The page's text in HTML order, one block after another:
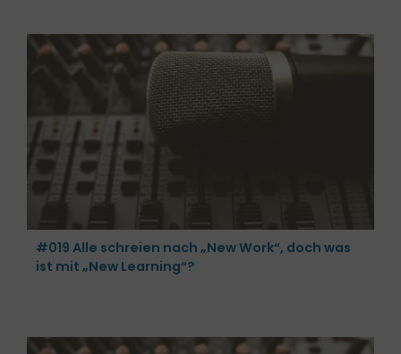
#019 Alle schreien nach „New Work“, doch was
ist mit „New Learning“?